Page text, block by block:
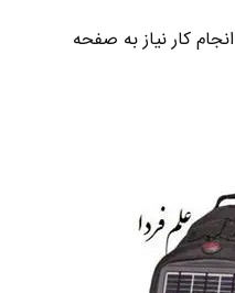
کار نیاز به صفحه